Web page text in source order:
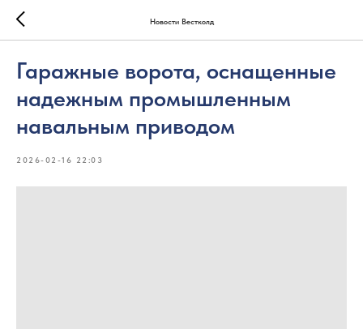
Новости Вестколд
Гаражные ворота, оснащенные
надежным промышленным
навальным приводом
2026-02-16 22:03